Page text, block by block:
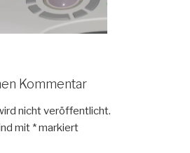
Kommentar
nicht veröffentlicht.
mit *markiert